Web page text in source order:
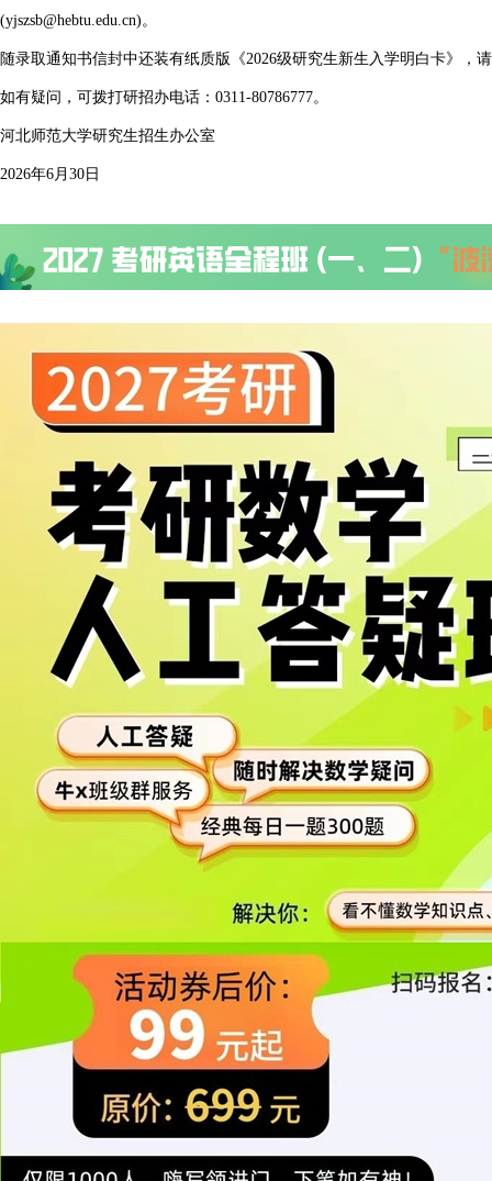
(yjszsb@hebtu.edu.cn)。
随录取通知书信封中还装有纸质版《2026级研究生新生入学明白卡》，
如有疑问，可拨打研招办电话：0311-80786777。
河北师范大学研究生招生办公室
2026年6月30日